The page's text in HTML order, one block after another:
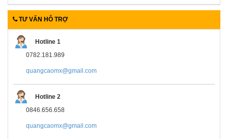
TƯ VẤN HỖ TRỢ
Hotline 1
0782.181.989
quangcaomx@gmail.com
Hotline 2
0846.656.658
quangcaomx@gmail.com